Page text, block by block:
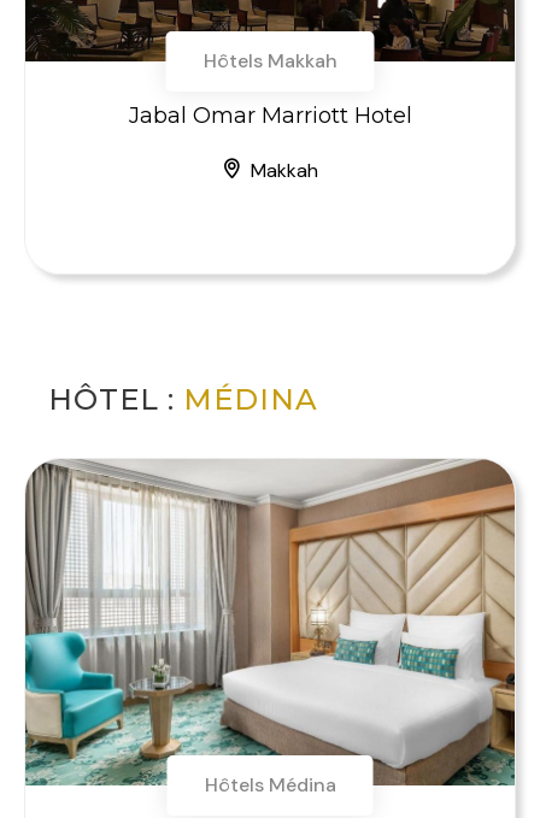
Hôtels Makkah
Jabal Omar Marriott Hotel
Makkah
HÔTEL : MÉDINA
Hôtels Médina